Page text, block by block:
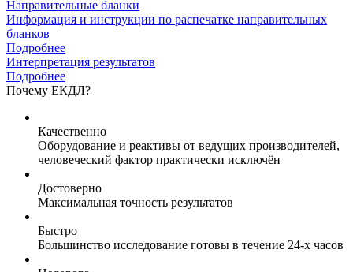
Направительные бланки
Информация и инструкции по распечатке направительных
бланков
Подробнее
Интерпретация результатов
Подробнее
Почему ЕКДЛ?
Качественно
Оборудование и реактивы от ведущих производителей,
человеческий фактор практически исключён
Достоверно
Максимальная точность результатов
Быстро
Большинство исследование готовы в течение 24-х часов